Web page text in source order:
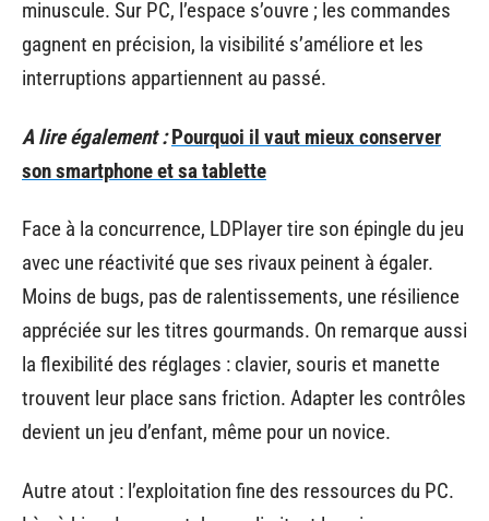
minuscule. Sur PC, l’espace s’ouvre ; les commandes
gagnent en précision, la visibilité s’améliore et les
interruptions appartiennent au passé.
A lire également : Pourquoi il vaut mieux conserver
son smartphone et sa tablette
Face à la concurrence, LDPlayer tire son épingle du jeu
avec une réactivité que ses rivaux peinent à égaler.
Moins de bugs, pas de ralentissements, une résilience
appréciée sur les titres gourmands. On remarque aussi
la flexibilité des réglages : clavier, souris et manette
trouvent leur place sans friction. Adapter les contrôles
devient un jeu d’enfant, même pour un novice.
Autre atout : l’exploitation fine des ressources du PC.